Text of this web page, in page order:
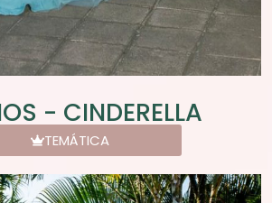
- CINDERELLA
TEMÁTICA